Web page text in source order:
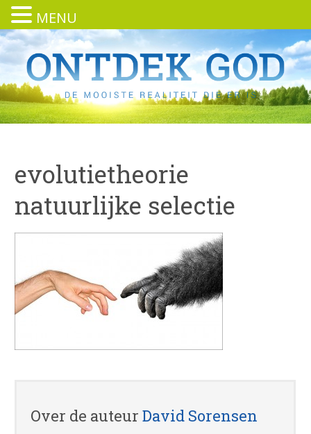
evolutietheorie
natuurlijke selectie
Over de auteurDavid Sorensen
MENU